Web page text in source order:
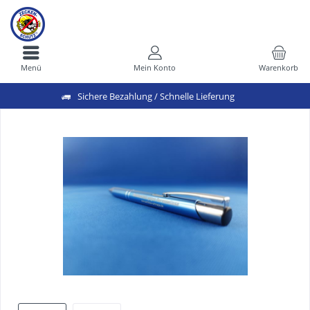
Sichere Bezahlung / Schnelle Lieferung
Warenkorb
Mein Konto
Menü